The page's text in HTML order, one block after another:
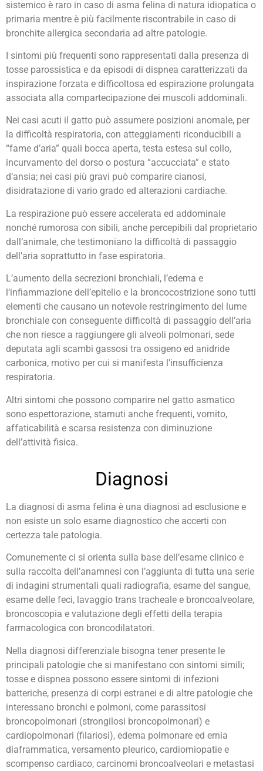
sistemico è raro in caso di asma felina di natura idiopatica o
primaria mentre è più facilmente riscontrabile in caso di
bronchite allergica secondaria ad altre patologie.
I sintomi più frequenti sono rappresentati dalla presenza di
tosse parossistica e da episodi di dispnea caratterizzati da
inspirazione forzata e difficoltosa ed espirazione prolungata
associata alla compartecipazione dei muscoli addominali.
Nei casi acuti il gatto può assumere posizioni anomale, per
la difficoltà respiratoria, con atteggiamenti riconducibili a
“fame d’aria” quali bocca aperta, testa estesa sul collo,
incurvamento del dorso o postura “accucciata” e stato
d’ansia; nei casi più gravi può comparire cianosi,
disidratazione di vario grado ed alterazioni cardiache.
La respirazione può essere accelerata ed addominale
nonché rumorosa con sibili, anche percepibili dal proprietario
dall’animale, che testimoniano la difficoltà di passaggio
dell’aria soprattutto in fase espiratoria.
L’aumento della secrezioni bronchiali, l’edema e
l’infiammazione dell’epitelio e la broncocostrizione sono tutti
elementi che causano un notevole restringimento del lume
bronchiale con conseguente difficoltà di passaggio dell’aria
che non riesce a raggiungere gli alveoli polmonari, sede
deputata agli scambi gassosi tra ossigeno ed anidride
carbonica, motivo per cui si manifesta l’insufficienza
respiratoria.
Altri sintomi che possono comparire nel gatto asmatico
sono espettorazione, starnuti anche frequenti, vomito,
affaticabilità e scarsa resistenza con diminuzione
dell’attività fisica.
Diagnosi
La diagnosi di asma felina è una diagnosi ad esclusione e
non esiste un solo esame diagnostico che accerti con
certezza tale patologia.
Comunemente ci si orienta sulla base dell’esame clinico e
sulla raccolta dell’anamnesi con l’aggiunta di tutta una serie
di indagini strumentali quali radiografia, esame del sangue,
esame delle feci, lavaggio trans tracheale e broncoalveolare,
broncoscopia e valutazione degli effetti della terapia
farmacologica con broncodilatatori.
Nella diagnosi differenziale bisogna tener presente le
principali patologie che si manifestano con sintomi simili;
tosse e dispnea possono essere sintomi di infezioni
batteriche, presenza di corpi estranei e di altre patologie che
interessano bronchi e polmoni, come parassitosi
broncopolmonari (strongilosi broncopolmonari) e
cardiopolmonari (filariosi), edema polmonare ed ernia
diaframmatica, versamento pleurico, cardiomiopatie e
scompenso cardiaco, carcinomi broncoalveolari e metastasi